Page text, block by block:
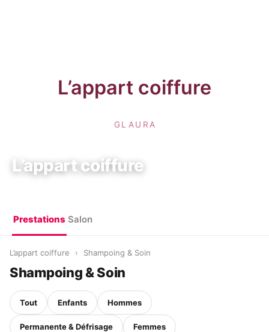
L’appart coiffure
Prestations Salon
L’appart coiffure › Shampoing & Soin
Shampoing & Soin
Tout Enfants Hommes
Permanente & Défrisage Femmes